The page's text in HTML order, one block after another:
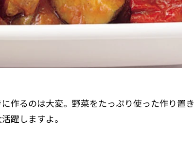
作るのは大変。野菜をたっぷり使った作り置き
躍しますよ。